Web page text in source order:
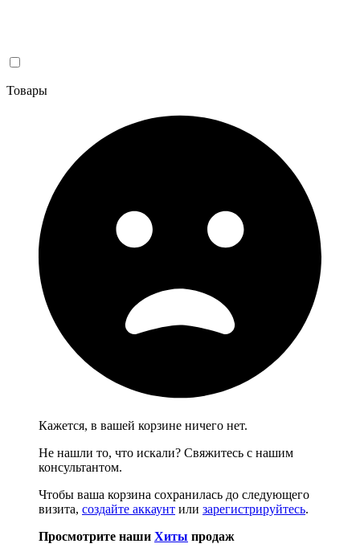
Товары
Кажется, в вашей корзине ничего нет.
Не нашли то, что искали? Свяжитесь с нашим
консультантом.
Чтобы ваша корзина сохранилась до следующего
визита, создайте аккаунт или зарегистрируйтесь.
Просмотрите наши Хиты продаж